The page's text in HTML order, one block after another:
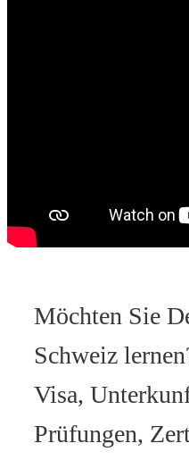
Möchten Sie
Schweiz
Visa,
Prüfungen,